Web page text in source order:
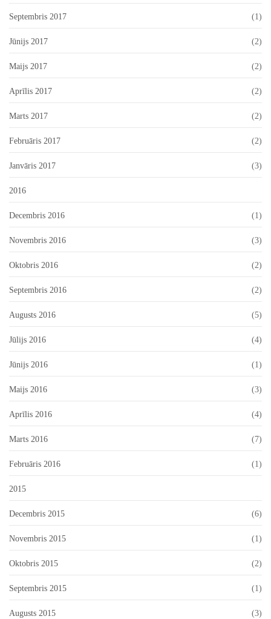
Septembris 2017 (1)
Jūnijs 2017 (2)
Maijs 2017 (2)
Aprīlis 2017 (2)
Marts 2017 (2)
Februāris 2017 (2)
Janvāris 2017 (3)
2016
Decembris 2016 (1)
Novembris 2016 (3)
Oktobris 2016 (2)
Septembris 2016 (2)
Augusts 2016 (5)
Jūlijs 2016 (4)
Jūnijs 2016 (1)
Maijs 2016 (3)
Aprīlis 2016 (4)
Marts 2016 (7)
Februāris 2016 (1)
2015
Decembris 2015 (6)
Novembris 2015 (1)
Oktobris 2015 (2)
Septembris 2015 (1)
Augusts 2015 (3)